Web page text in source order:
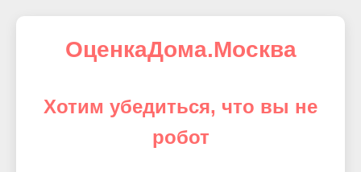
ОценкаДома.Москва
Хотим убедиться, что вы не
робот